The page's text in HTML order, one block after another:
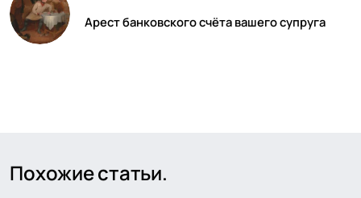
Арест банковского счёта вашего супруга
Похожие статьи.